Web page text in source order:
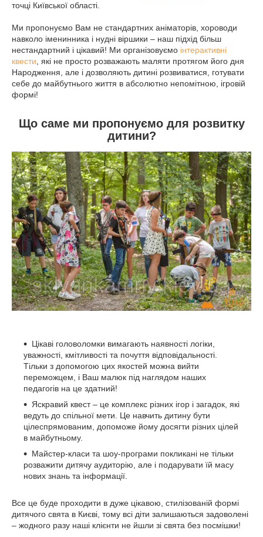
точці Київської області.
Ми пропонуємо Вам не стандартних аніматорів, хороводи
навколо іменинника і нудні віршики – наш підхід більш
нестандартний і цікавий! Ми організовуємо інтерактивні
квести , які не просто розважають маляти протягом його дня
Народження, але і дозволяють дитині розвиватися, готувати
себе до майбутнього життя в абсолютно непомітною, ігровій
формі!
Що саме ми пропонуємо для розвитку
дитини?
Цікаві головоломки вимагають наявності логіки,
уважності, кмітливості та почуття відповідальності.
Тільки з допомогою цих якостей можна вийти
переможцем, і Ваш малюк під наглядом наших
педагогів на це здатний!
Яскравий квест – це комплекс різних ігор і загадок, які
ведуть до спільної мети. Це навчить дитину бути
цілеспрямованим, допоможе йому досягти різних цілей
в майбутньому.
Майстер-класи та шоу-програми покликані не тільки
розважити дитячу аудиторію, але і подарувати їй масу
нових знань та інформації.
Все це буде проходити в дуже цікавою, стилізованій формі
дитячого свята в Києві, тому всі діти залишаються задоволені
– жодного разу наші клієнти не йшли зі свята без посмішки!